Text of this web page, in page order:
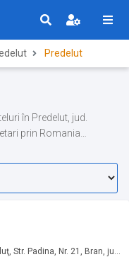
Predelut
în Predelut, jud.
Str. Padina, Nr. 21, Bran, jud. Brașov